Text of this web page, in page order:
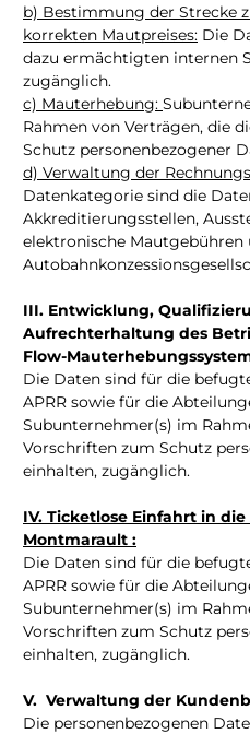
b) Bestimmung der Strecke
korrekten Mautpreises: Die
dazu ermächtigten internen
zugänglich.
c) Mauterhebung:
Rahmen von Verträgen, die
Schutz personenbezogener
d) Verwaltung der
Datenkategorie sind die
Akkreditierungsstellen,
elektronische Mautgebühren
III. Entwicklung,
Aufrechterhaltung des
Flow-
Die Daten sind für die
APRR sowie für die
Subunternehmer(s) im
Vorschriften zum Schutz
einhalten, zugänglich.
IV. Ticketlose Einfahrt in
Montmarault :
Die Daten sind für die
APRR sowie für die
Subunternehmer(s) im
Vorschriften zum Schutz
einhalten, zugänglich.
V. Verwaltung der
Die personenbezogenen